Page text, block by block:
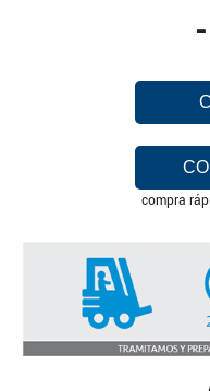
-
compra